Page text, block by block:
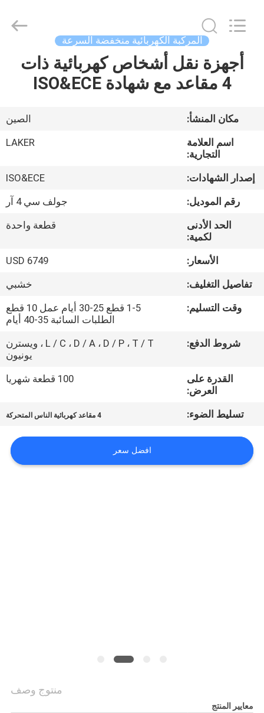
منزل
حول
جولة
ضبط
الجودة
الموقع
AUTOPARTS
CO.,LIMITED.
Reserved.
المركبة الكهربائية منخفضة السرعة
أجهزة نقل أشخاص كهربائية ذات
4 مقاعد مع شهادة ISO&ECE
مكان المنشأ:
الصين
اسم العلامة
التجارية:
LAKER
إصدار الشهادات:
ISO&ECE
رقم الموديل:
جولف سي 4 آر
الحد الأدنى
لكمية:
قطعة واحدة
الأسعار:
USD 6749
تفاصيل التغليف:
خشبي
وقت التسليم:
1-5 قطع 25-30 أيام عمل 10 قطع
الطلبات السائبة 35-40 أيام
شروط الدفع:
L / C ، D / A ، D / P ، T / T ، ويسترن
يونيون
القدرة على
العرض:
100 قطعة شهريا
تسليط الضوء: 4 مقاعد كهربائية الناس المتحركة
افضل سعر
منتوج وصف
معايير المنتج